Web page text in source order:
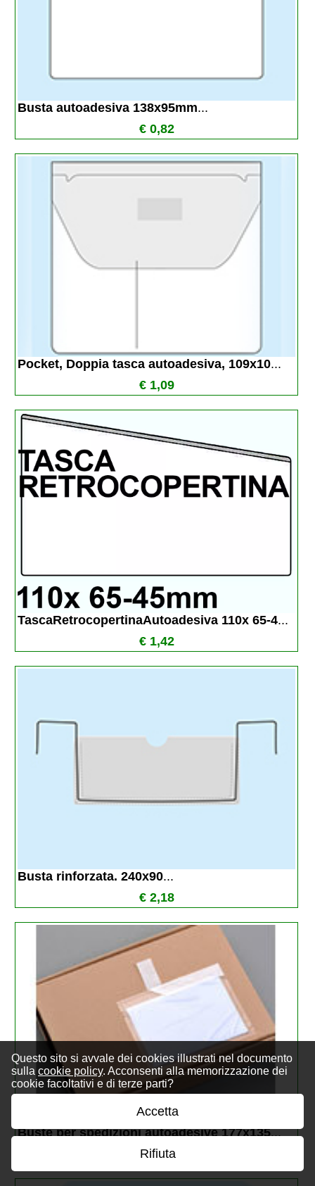
Questo sito si avvale dei cookies illustrati nel documento
sulla cookie policy. Acconsenti alla memorizzazione dei
cookie facoltativi e di terze parti?
Accetta
Rifiuta
Busta autoadesiva 138x95mm...
€ 0,82
Pocket, Doppia tasca autoadesiva, 109x10...
€ 1,09
TascaRetrocopertinaAutoadesiva 110x 65-4...
€ 1,42
Busta rinforzata. 240x90...
€ 2,18
Buste per spedizioni autoadesive 177x135...
€ 0,13